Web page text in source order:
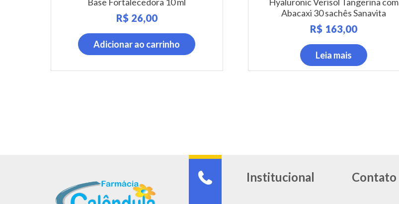
R$ 26,00
Adicionar ao carrinho
Abacaxi 30 sachês Sanavita
R$ 163,00
Leia mais
InstagramInstitucional Contato